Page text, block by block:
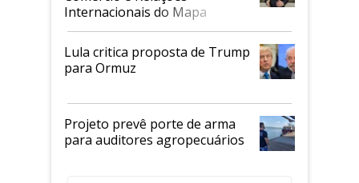
Internacionais do Mapa
Lula critica proposta de Trump
para Ormuz
Projeto prevê porte de arma
para auditores agropecuários